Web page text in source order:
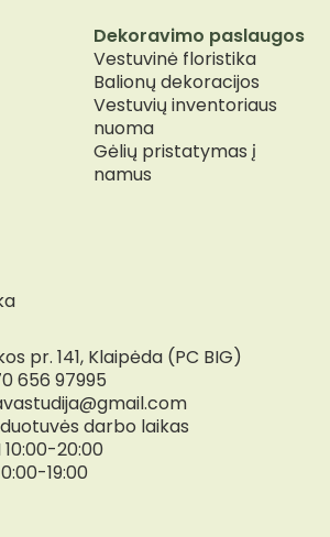
pr. 141, Klaipėda (PC BIG)
656 97995
darbo laikas
10:00-20:00
19:00
Dekoravimo paslaugos
Vestuvinė floristika
Balionų dekoracijos
Vestuvių inventoriaus
nuoma
Gėlių pristatymas į
namus